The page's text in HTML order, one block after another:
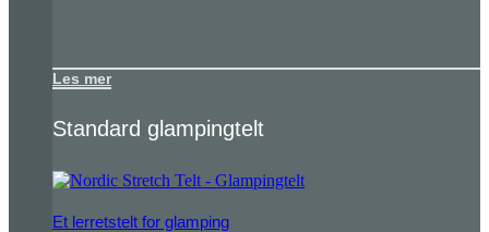
Les mer
Standard glampingtelt
Et lerretstelt for glamping